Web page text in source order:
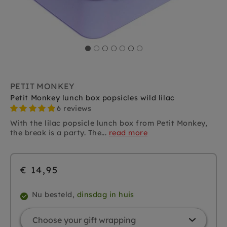
PETIT MONKEY
Petit Monkey lunch box popsicles wild lilac
6 reviews
With the lilac popsicle lunch box from Petit Monkey,
the break is a party. The... read more
€ 14,95
Nu besteld, dinsdag in huis